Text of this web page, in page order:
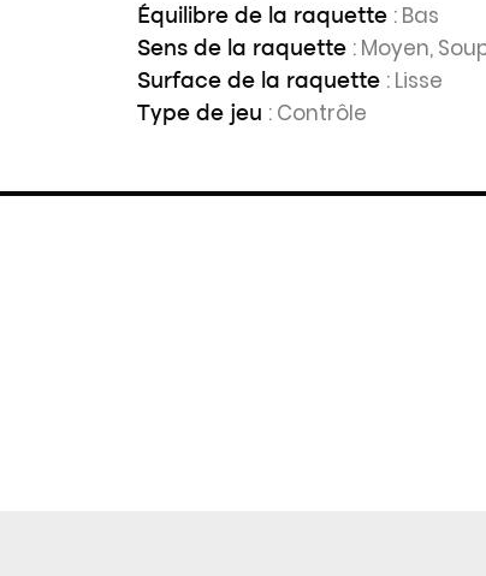
Équilibre de la raquette : Bas
Sens de la raquette : Moyen,
Surface de la raquette : Lisse
Type de jeu : Contrôle